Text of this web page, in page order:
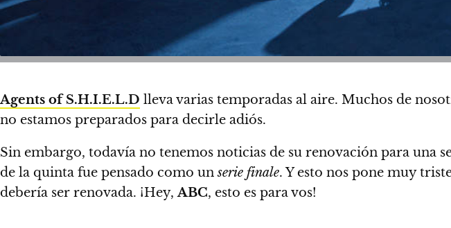
Agents of S.H.I.E.L.D lleva varias temporadas al aire. Muchos de
no estamos preparados para decirle adiós.
Sin embargo, todavía no tenemos noticias de su renovación para una
de la quinta fue pensado como unserie finale. Y esto nos pone muy
debería ser renovada. ¡Hey,ABC, esto es para vos!